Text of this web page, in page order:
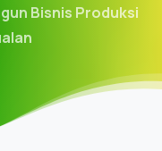
Bisnis Produksi